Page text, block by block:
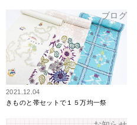
ブログ
2021.12.04
きものと帯セットで１５万均一祭